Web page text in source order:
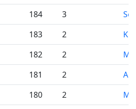
184 3
183 2
182 2
181 2
180 2